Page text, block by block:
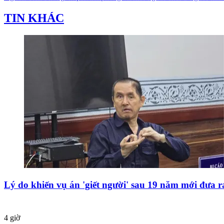
TIN KHÁC
Lý do khiến vụ án 'giết người' sau 19 năm mới đưa
4 giờ